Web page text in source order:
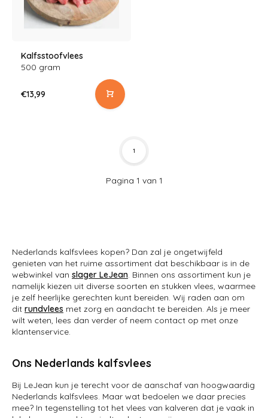
Kalfsstoofvlees
500 gram
€13,99
Pagina 1 van 1
1
Nederlands kalfsvlees kopen? Dan zal je ongetwijfeld
genieten van het ruime assortiment dat beschikbaar is in de
webwinkel van slager LeJean. Binnen ons assortiment kun je
namelijk kiezen uit diverse soorten en stukken vlees, waarmee
je zelf heerlijke gerechten kunt bereiden. Wij raden aan om
dit rundvlees met zorg en aandacht te bereiden. Als je meer
wilt weten, lees dan verder of neem contact op met onze
klantenservice.
Ons Nederlands kalfsvlees
Bij LeJean kun je terecht voor de aanschaf van hoogwaardig
Nederlands kalfsvlees. Maar wat bedoelen we daar precies
mee? In tegenstelling tot het vlees van kalveren dat je vaak in